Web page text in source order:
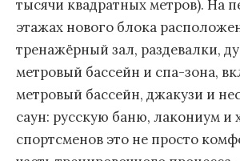
тысячи квадратных метров). На
этажах нового блока
тренажёрный зал, раздевалки,
метровый бассейн и спа-зона,
метровый бассейн, джакузи и
саун: русскую баню, лакониум и
спортсменов это не просто